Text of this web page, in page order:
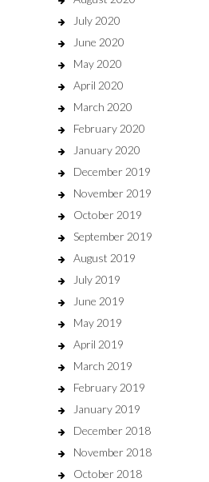
July 2020
June 2020
May 2020
April 2020
March 2020
February 2020
January 2020
December 2019
November 2019
October 2019
September 2019
August 2019
July 2019
June 2019
May 2019
April 2019
March 2019
February 2019
January 2019
December 2018
November 2018
October 2018